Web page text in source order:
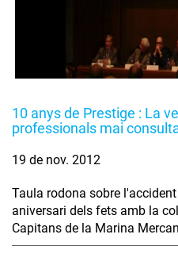
10 anys de Prestige : La
professionals mai
19 de nov. 2012
Taula rodona sobre
aniversari dels fets amb la
Capitans de la Marina